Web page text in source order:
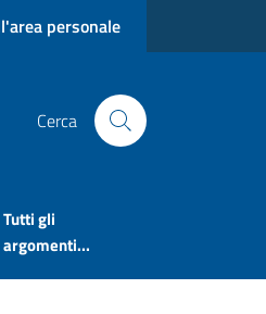
personale
Cerca
Tutti gli
argomenti...